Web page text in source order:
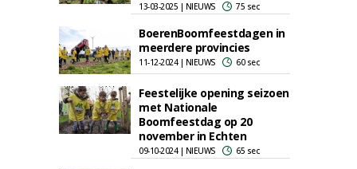
13-03-2025 | NIEUWS 75 sec
BoerenBoomfeestdagen in
meerdere provincies
11-12-2024 | NIEUWS 60 sec
Feestelijke opening seizoen
met Nationale
Boomfeestdag op 20
november in Echten
09-10-2024 | NIEUWS 65 sec